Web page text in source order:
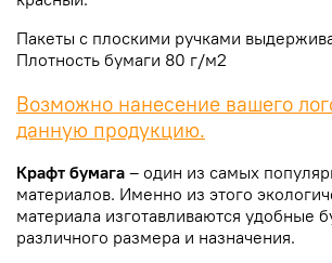
Пакеты с плоскими ручками
Плотность бумаги 80 г/м2
Возможно нанесение вашего
данную продукцию.
Крафт бумага – один из самых
материалов. Именно из этого
материала изготавливаются удобные
различного размера и назначения.